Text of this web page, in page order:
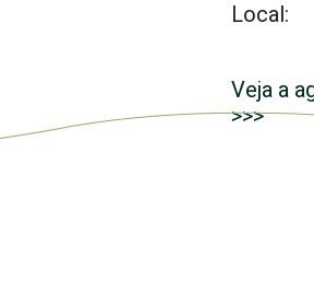
Local:
Veja a
>>>